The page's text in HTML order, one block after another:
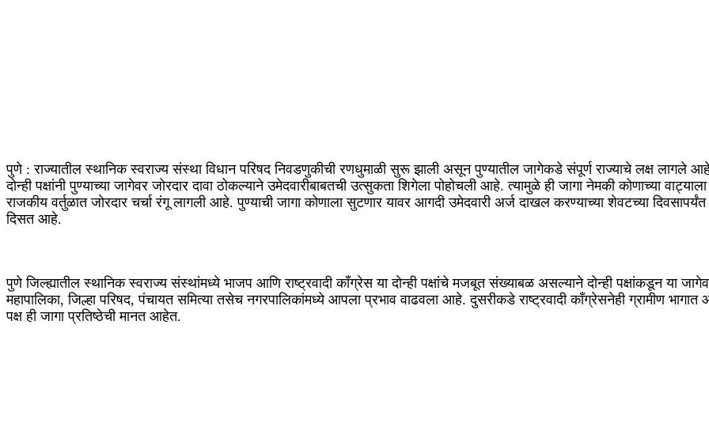
पुणे : राज्यातील स्थानिक स्वराज्य संस्था विधान परिषद निवडणुकीची रणधुमाळी सुरू झाली असून पुण्यातील जागेकडे संपूर्ण राज्याचे लक्ष लागले
दोन्ही पक्षांनी पुण्याच्या जागेवर जोरदार दावा ठोकल्याने उमेदवारीबाबतची उत्सुकता शिगेला पोहोचली आहे. त्यामुळे ही जागा नेमकी कोणाच्या
राजकीय वर्तुळात जोरदार चर्चा रंगू लागली आहे. पुण्याची जागा कोणाला सुटणार यावर आगदी उमेदवारी अर्ज दाखल करण्याच्या शेवटच्या
दिसत आहे.
पुणे जिल्ह्यातील स्थानिक स्वराज्य संस्थांमध्ये भाजप आणि राष्ट्रवादी काँग्रेस या दोन्ही पक्षांचे मजबूत संख्याबळ असल्याने दोन्ही पक्षांकडून या
महापालिका, जिल्हा परिषद, पंचायत समित्या तसेच नगरपालिकांमध्ये आपला प्रभाव वाढवला आहे. दुसरीकडे राष्ट्रवादी काँग्रेसनेही ग्रामीण
पक्ष ही जागा प्रतिष्ठेची मानत आहेत.